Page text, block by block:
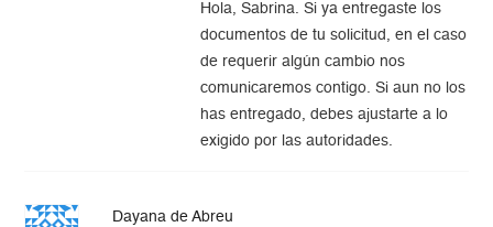
Hola, Sabrina. Si ya entregaste los
documentos de tu solicitud, en el caso
de requerir algún cambio nos
comunicaremos contigo. Si aun no los
has entregado, debes ajustarte a lo
exigido por las autoridades.
Dayana de Abreu